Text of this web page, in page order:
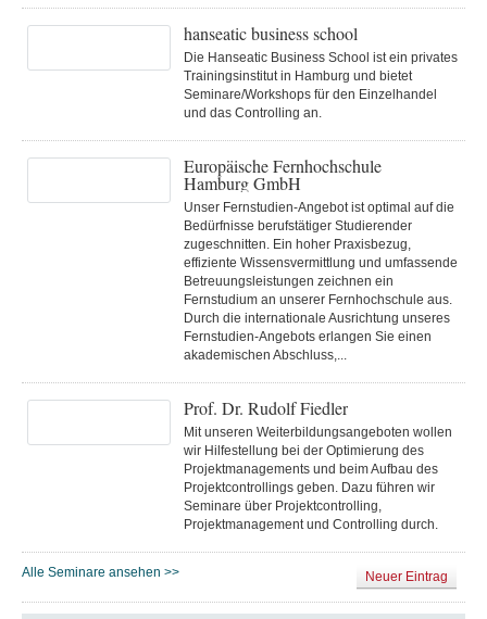
hanseatic business school
Die Hanseatic Business School ist ein privates
Trainingsinstitut in Hamburg und bietet
Seminare/Workshops für den Einzelhandel
und das Controlling an.
Europäische Fernhochschule
Hamburg GmbH
Unser Fernstudien-Angebot ist optimal auf die
Bedürfnisse berufstätiger Studierender
zugeschnitten. Ein hoher Praxisbezug,
effiziente Wissensvermittlung und umfassende
Betreuungsleistungen zeichnen ein
Fernstudium an unserer Fernhochschule aus.
Durch die internationale Ausrichtung unseres
Fernstudien-Angebots erlangen Sie einen
akademischen Abschluss,...
Prof. Dr. Rudolf Fiedler
Mit unseren Weiterbildungsangeboten wollen
wir Hilfestellung bei der Optimierung des
Projektmanagements und beim Aufbau des
Projektcontrollings geben. Dazu führen wir
Seminare über Projektcontrolling,
Projektmanagement und Controlling durch.
Alle Seminare ansehen >> Neuer Eintrag